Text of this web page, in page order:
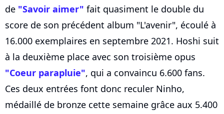
de "Savoir aimer" fait quasiment le double du
score de son précédent album "L'avenir", écoulé à
16.000 exemplaires en septembre 2021. Hoshi suit
à la deuxième place avec son troisième opus
"Coeur parapluie", qui a convaincu 6.600 fans.
Ces deux entrées font donc reculer Ninho,
médaillé de bronze cette semaine grâce aux 5.400